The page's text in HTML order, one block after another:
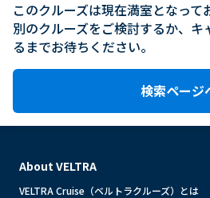
このクルーズは現在満室となって
別のクルーズをご検討するか、
るまでお待ちください。
検索ページ
About VELTRA
VELTRA Cruise（ベルトラクルーズ）とは